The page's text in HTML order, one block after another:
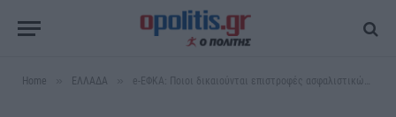
Home ΕΛΛΑΔΑ e-ΕΦΚΑ: Ποιοι δικαιούνται επιστροφές ασφαλιστικών εισφορών για την περίοδο 2019-2020